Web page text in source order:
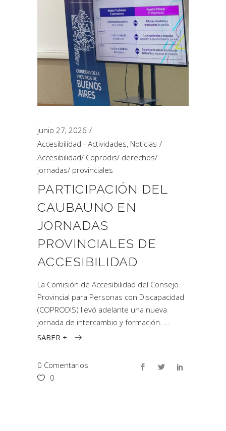
junio 27, 2026
Accesibilidad - Actividades, Noticias
Accesibilidad/ Coprodis/ derechos/
jornadas/ provinciales
PARTICIPACIÓN DEL
CAUBAUNO EN
JORNADAS
PROVINCIALES DE
ACCESIBILIDAD
La Comisión de Accesibilidad del Consejo
Provincial para Personas con Discapacidad
(COPRODIS) llevó adelante una nueva
jornada de intercambio y formación.
SABER +
0 Comentarios
0